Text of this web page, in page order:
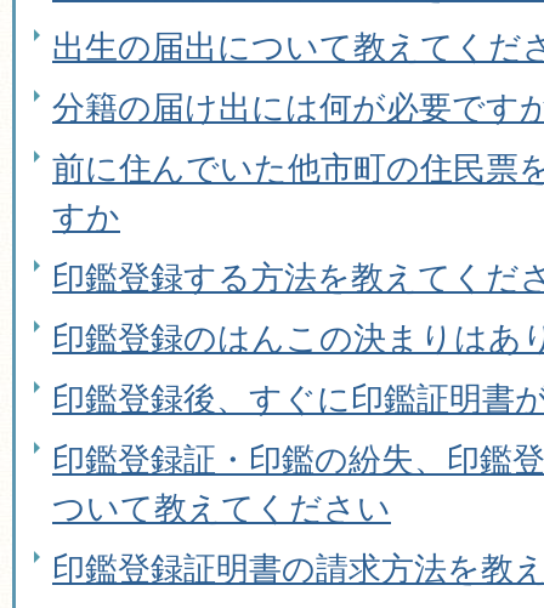
出生の届出について教えてくだ
分籍の届け出には何が必要です
前に住んでいた他市町の住民票
すか
印鑑登録する方法を教えてくだ
印鑑登録のはんこの決まりはあ
印鑑登録後、すぐに印鑑証明書
印鑑登録証・印鑑の紛失、印鑑
ついて教えてください
印鑑登録証明書の請求方法を教